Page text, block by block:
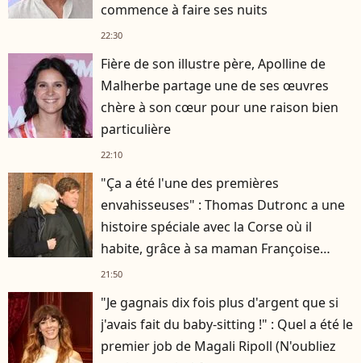
commence à faire ses nuits
22:30
Fière de son illustre père, Apolline de
Malherbe partage une de ses œuvres
chère à son cœur pour une raison bien
particulière
22:10
"Ça a été l'une des premières
envahisseuses" : Thomas Dutronc a une
histoire spéciale avec la Corse où il
habite, grâce à sa maman Françoise
Hardy
21:50
"Je gagnais dix fois plus d'argent que si
j'avais fait du baby-sitting !" : Quel a été le
premier job de Magali Ripoll (N'oubliez